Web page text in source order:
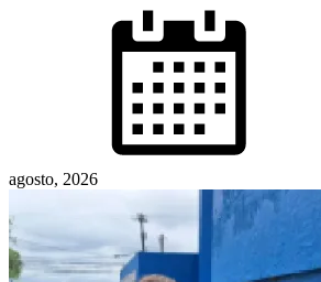
agosto, 2026